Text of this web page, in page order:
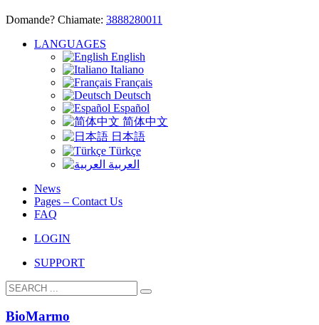
Domande? Chiamate: 3888280011
LANGUAGES
English
Italiano
Français
Deutsch
Español
简体中文
日本語
Türkçe
العربية
News
Pages – Contact Us
FAQ
LOGIN
SUPPORT
BioMarmo